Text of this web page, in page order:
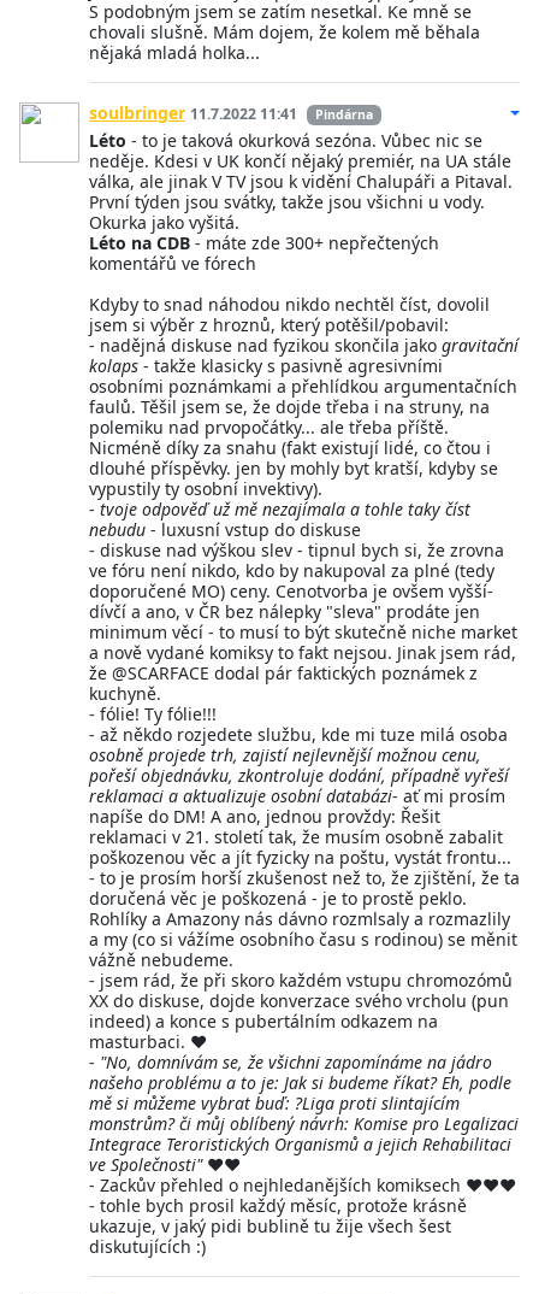
S podobným jsem se zatím nesetkal. Ke mně se
chovali slušně. Mám dojem, že kolem mě běhala
nějaká mladá holka...
soulbringer 11.7.2022 11:41 Pindárna
Léto - to je taková okurková sezóna. Vůbec nic se
neděje. Kdesi v UK končí nějaký premiér, na UA stále
válka, ale jinak V TV jsou k vidění Chalupáři a Pitaval.
První týden jsou svátky, takže jsou všichni u vody.
Okurka jako vyšitá.
Léto na CDB - máte zde 300+ nepřečtených
komentářů ve fórech
Kdyby to snad náhodou nikdo nechtěl číst, dovolil
jsem si výběr z hroznů, který potěšil/pobavil:
- nadějná diskuse nad fyzikou skončila jako gravitační
kolaps - takže klasicky s pasivně agresivními
osobními poznámkami a přehlídkou argumentačních
faulů. Těšil jsem se, že dojde třeba i na struny, na
polemiku nad prvopočátky... ale třeba příště.
Nicméně díky za snahu (fakt existují lidé, co čtou i
dlouhé příspěvky. jen by mohly byt kratší, kdyby se
vypustily ty osobní invektivy).
- tvoje odpověď už mě nezajímala a tohle taky číst
nebudu - luxusní vstup do diskuse
- diskuse nad výškou slev - tipnul bych si, že zrovna
ve fóru není nikdo, kdo by nakupoval za plné (tedy
doporučené MO) ceny. Cenotvorba je ovšem vyšší-
dívčí a ano, v ČR bez nálepky "sleva" prodáte jen
minimum věcí - to musí to být skutečně niche market
a nově vydané komiksy to fakt nejsou. Jinak jsem rád,
že @SCARFACE dodal pár faktických poznámek z
kuchyně.
- fólie! Ty fólie!!!
- až někdo rozjedete službu, kde mi tuze milá osoba
osobně projede trh, zajistí nejlevnější možnou cenu,
pořeší objednávku, zkontroluje dodání, případně vyřeší
reklamaci a aktualizuje osobní databázi- ať mi prosím
napíše do DM! A ano, jednou provždy: Řešit
reklamaci v 21. století tak, že musím osobně zabalit
poškozenou věc a jít fyzicky na poštu, vystát frontu...
- to je prosím horší zkušenost než to, že zjištění, že ta
doručená věc je poškozená - je to prostě peklo.
Rohlíky a Amazony nás dávno rozmlsaly a rozmazlily
a my (co si vážíme osobního času s rodinou) se měnit
vážně nebudeme.
- jsem rád, že při skoro každém vstupu chromozómů
XX do diskuse, dojde konverzace svého vrcholu (pun
indeed) a konce s pubertálním odkazem na
masturbaci. ♥
- "No, domnívám se, že všichni zapomínáme na jádro
našeho problému a to je: Jak si budeme říkat? Eh, podle
mě si můžeme vybrat buď: ?Liga proti slintajícím
monstrům? či můj oblíbený návrh: Komise pro Legalizaci
Integrace Teroristických Organismů a jejich Rehabilitaci
ve Společnosti"♥♥
- Zackův přehled o nejhledanějších komiksech ♥♥♥
- tohle bych prosil každý měsíc, protože krásně
ukazuje, v jaký pidi bublině tu žije všech šest
diskutujících :)